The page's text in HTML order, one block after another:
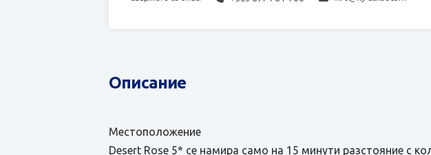
Описание
Местоположение
Desert Rose 5* се намира само на 15 минути разстояние с